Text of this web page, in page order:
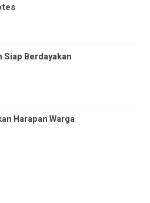
Siap Berdayakan
Harapan Warga